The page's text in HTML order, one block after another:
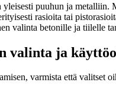
yleisesti puuhun ja metalliin.
rasioita tai
valinta betonille ja tiilelle
valinta ja
varmista että valitset